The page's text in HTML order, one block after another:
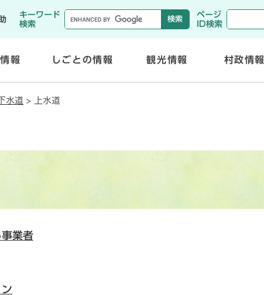
メニューを飛ばして本文へ
キーワード
検索
ページ
ID検索
報 しごとの情報
く
観光情報 村政情報
水道 > 上水道
業者